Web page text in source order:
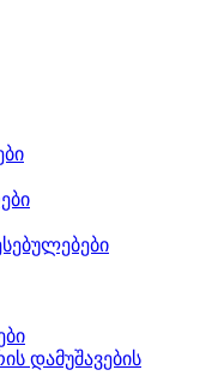
დამუშავების